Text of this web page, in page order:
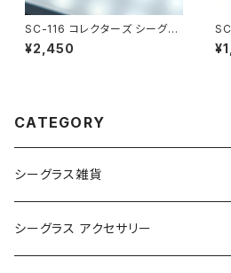
SC-116 コレクターズ シーグラ
ス（ワインレッド）
¥2,450
ス
CATEGORY
シーグラス雑貨
コレクション用シーグラス
シーグラス アクセサリー